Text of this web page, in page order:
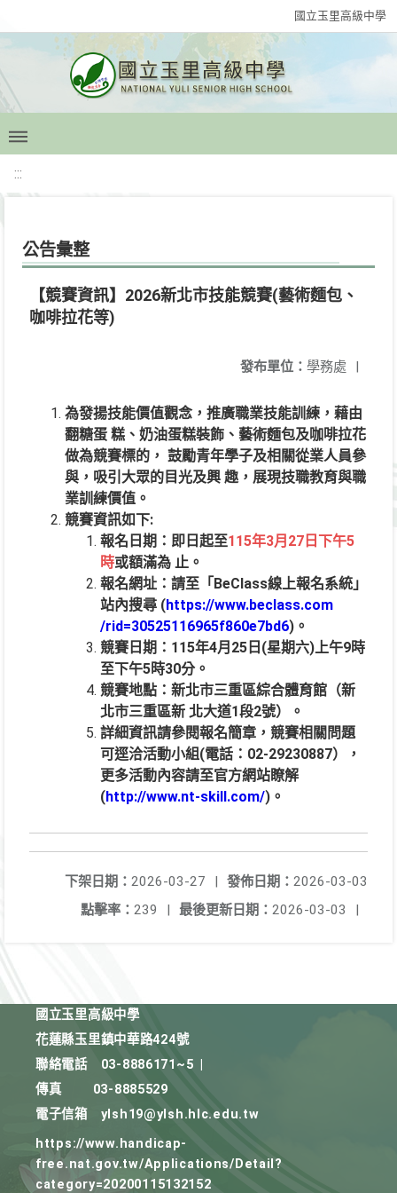
國立玉里高級中學
:::
公告彙整
【競賽資訊】2026新北市技能競賽(藝術麵包、
咖啡拉花等)
發布單位： 學務處 |
為發揚技能價值觀念，推廣職業技能訓練，藉由
翻糖蛋 糕、奶油蛋糕裝飾、藝術麵包及咖啡拉花
做為競賽標的， 鼓勵青年學子及相關從業人員參
與，吸引大眾的目光及興 趣，展現技職教育與職
業訓練價值。
競賽資訊如下:
報名日期：即日起至115年3月27日下午5
時或額滿為 止。
報名網址：請至「BeClass線上報名系統」
站內搜尋 (https://www.beclass.com
/rid=30525116965f860e7bd6)。
競賽日期：115年4月25日(星期六)上午9時
至下午5時30分。
競賽地點：新北市三重區綜合體育館（新
北市三重區新 北大道1段2號）。
詳細資訊請參閱報名簡章，競賽相關問題
可逕洽活動小組(電話：02-29230887），
更多活動內容請至官方網站瞭解
(http://www.nt-skill.com/)。
發佈日期： 2026-03-03
下架日期： 2026-03-27
|
最後更新日期： 2026-03-03 |
點擊率： 239 |
國立玉里高級中學
花蓮縣玉里鎮中華路424號
聯絡電話
03-8886171~5
傳真
03-8885529
電子信箱
ylsh19@ylsh.hlc.edu.tw
https://www.handicap-
free.nat.gov.tw/Applications/Detail?
category=20200115132152